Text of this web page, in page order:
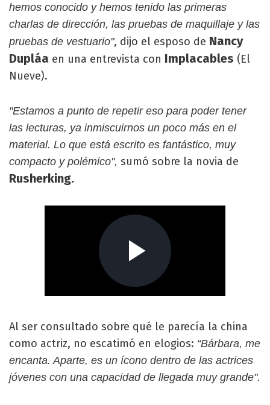
hemos conocido y hemos tenido las primeras
charlas de dirección, las pruebas de maquillaje y las
pruebas de vestuario", dijo el esposo de Nancy
Dupláa en una entrevista con Implacables (El
Nueve).
"Estamos a punto de repetir eso para poder tener
las lecturas, ya inmiscuirnos un poco más en el
material. Lo que está escrito es fantástico, muy
compacto y polémico", sumó sobre la novia de
Rusherking.
Al ser consultado sobre qué le parecía la china
como actriz, no escatimó en elogios: “Bárbara, me
encanta. Aparte, es un ícono dentro de las actrices
jóvenes con una capacidad de llegada muy grande".